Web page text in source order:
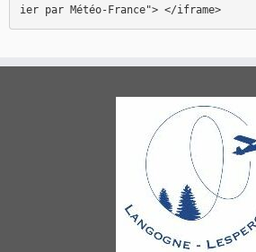
ier par Météo-France"> </iframe>